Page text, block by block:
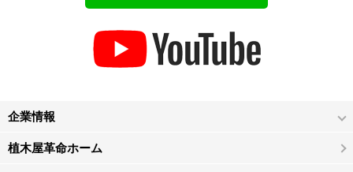
企業情報
植木屋革命ホーム